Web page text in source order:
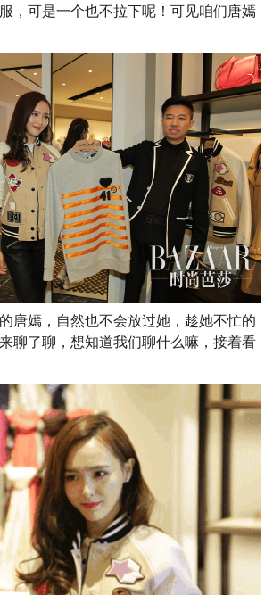
，可是一个也不拉下呢！可见咱们唐嫣
唐嫣，自然也不会放过她，趁她不忙的
聊了聊，想知道我们聊什么嘛，接着看